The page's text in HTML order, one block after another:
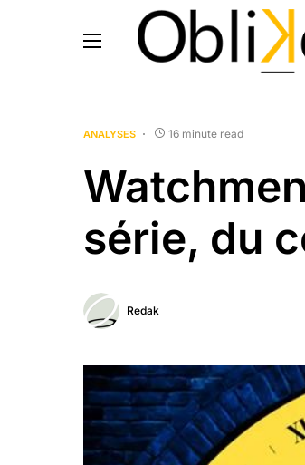
ANALYSES 16 minute read
série, du
Redak